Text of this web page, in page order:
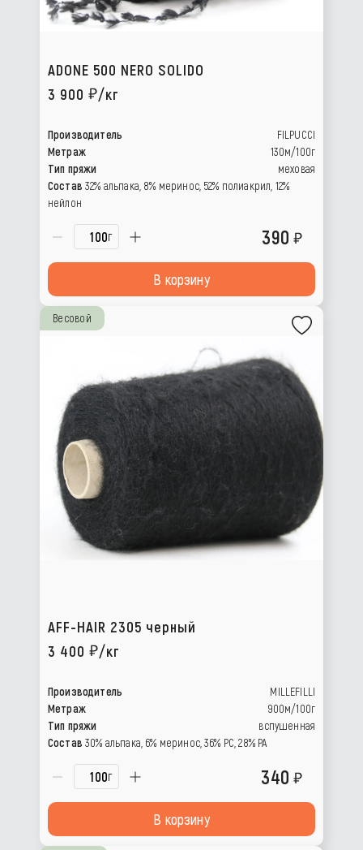
ADONE 500 NERO SOLIDO
3 900
/кг
Производитель
FILPUCCI
Метраж
130м/100г
Тип пряжи
меховая
Состав 32% альпака, 8% меринос, 52% полиакрил, 12%
нейлон
г 390
В корзину
Весовой
AFF-HAIR 2305 черный
3 400
/кг
Производитель
MILLEFILLI
Метраж
900м/100г
Тип пряжи
вспушенная
Состав 30% альпака, 6% меринос, 36% РС, 28% РА
г 340
В корзину